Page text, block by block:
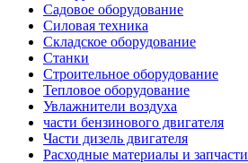
Садовое оборудование
Силовая техника
Складское оборудование
Станки
Строительное оборудование
Тепловое оборудование
Увлажнители воздуха
части бензинового двигателя
Части дизель двигателя
Расходные материалы и запчасти